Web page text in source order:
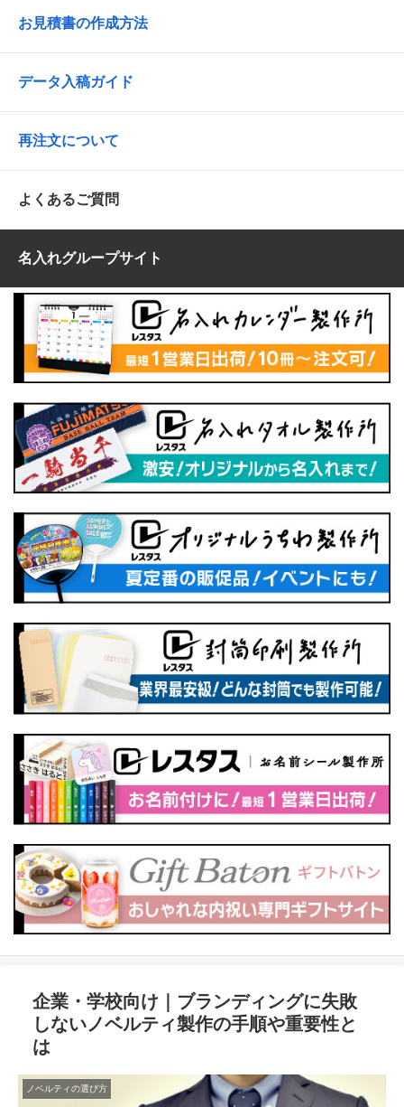
お見積書の作成方法
データ入稿ガイド
再注文について
よくあるご質問
名入れグループサイト
企業・学校向け｜ブランディングに失敗
しないノベルティ製作の手順や重要性と
は
ノベルティの選び方